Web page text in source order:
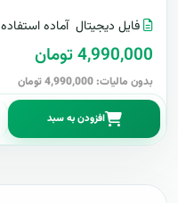
فایل دیجیتال آماده استفاده
4,990,000 تومان
بدون مالیات: 4,990,000 تومان
افزودن به سبد